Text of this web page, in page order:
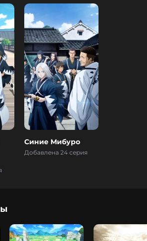
Синие Мибуро
Добавлена 24 серия